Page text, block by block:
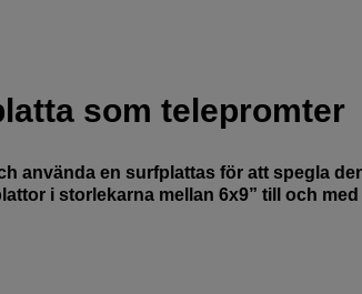
som telepromter
använda en surfplattas för att spegla
i storlekarna mellan 6x9” till och med